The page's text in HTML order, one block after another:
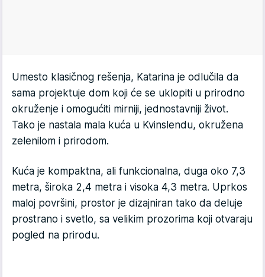
Umesto klasičnog rešenja, Katarina je odlučila da
sama projektuje dom koji će se uklopiti u prirodno
okruženje i omogućiti mirniji, jednostavniji život.
Tako je nastala mala kuća u Kvinslendu, okružena
zelenilom i prirodom.
Kuća je kompaktna, ali funkcionalna, duga oko 7,3
metra, široka 2,4 metra i visoka 4,3 metra. Uprkos
maloj površini, prostor je dizajniran tako da deluje
prostrano i svetlo, sa velikim prozorima koji otvaraju
pogled na prirodu.